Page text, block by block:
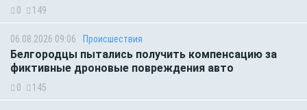
0 149
06.08.2026 09:06 Происшествия
Белгородцы пытались получить компенсацию за
фиктивные дроновые повреждения авто
0 145